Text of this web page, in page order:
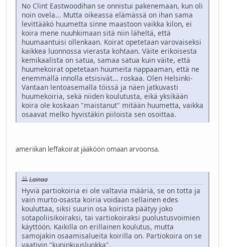
No Clint Eastwoodihan se onnistui pakenemaan, kun oli
noin ovela... Mutta oikeassa elämässä on ihan sama
levittääkö huumetta sinne maastoon vaikka kilon, ei
koira mene nuuhkimaan sitä niin läheltä, että
huumaantuisi ollenkaan. Koirat opetetaan varovaiseksi
kaikkea luonnossa vierasta kohtaan. Väite erikoisesta
kemikaalista on satua, samaa satua kuin väite, että
huumekoirat opetetaan huumeita nappaaman, että ne
enemmällä innolla etsisivät... roskaa. Olen Helsinki-
Vantaan lentoasemalla töissä ja näen jatkuvasti
huumekoiria, sekä niiden koulutusta, eikä yksikään
koira ole koskaan "maistanut" mitään huumetta, vaikka
osaavat melko hyvistäkin piiloista sen osoittaa.
ameriikan leffakoirat jääköön omaan arvoonsa.
Lainaa
Hyviä partiokoiria ei ole valtavia määriä, se on totta ja
vain murto-osasta koiria voidaan sellainen edes
kouluttaa, siksi suurin osa koirista päätyy joko
sotapoliisikoiraksi, tai vartiokoiraksi puolustusvoimien
käyttöön. Kaikilla on erillainen koulutus, mutta
samojakin osaamisalueita koirilla on. Partiokoira on se
vaativin "kuninkuusluokka".